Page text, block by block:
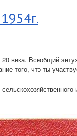
века. Всеобщий
того, что ты